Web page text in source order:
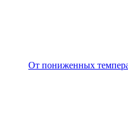
От пониженных